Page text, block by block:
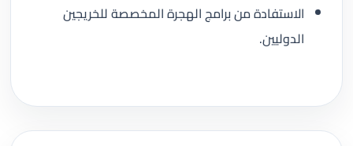
الاستفادة من برامج الهجرة المخصصة للخريجين
الدوليين.